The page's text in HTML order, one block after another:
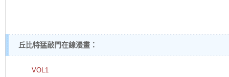
丘比特猛敲門在線漫畫：
VOL1